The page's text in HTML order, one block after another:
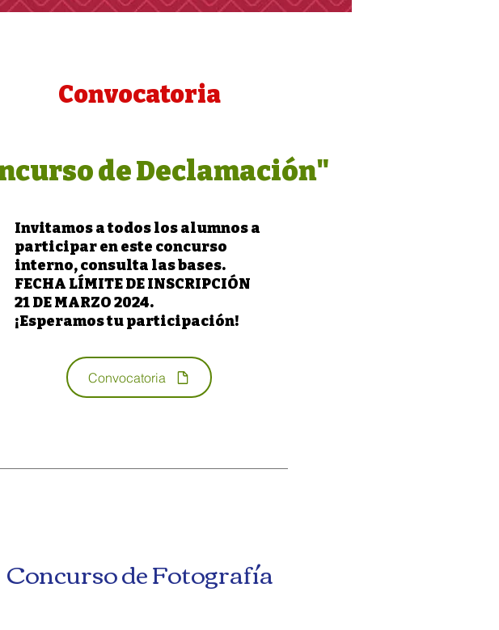
Convocatoria
de Declamación"
Invitamos a todos los alumnos a
participar en este concurso
interno, consulta las bases.
FECHA LÍMITE DE INSCRIPCIÓN
21 DE MARZO 2024.
¡Esperamos tu participación!
Convocatoria
Concurso de Fotografía